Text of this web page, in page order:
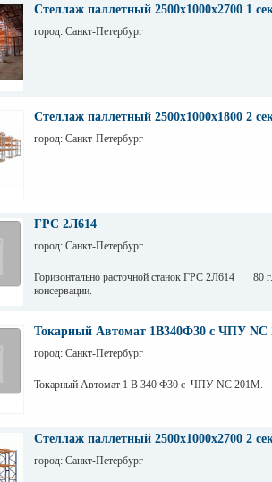
Стеллаж паллетный 2500х1000х2700 1
город: Санкт-Петербург
Стеллаж паллетный 2500х1000х1800 2
город: Санкт-Петербург
ГРС 2Л614
город: Санкт-Петербург
Горизонтально расточной станок ГРС 2Л614 80
консервации.
Токарный Автомат 1В340Ф30 с ЧПУ NC
город: Санкт-Петербург
Токарный Автомат 1 В 340 Ф30 с ЧПУ NC 201M.
Стеллаж паллетный 2500х1000х2700 2
город: Санкт-Петербург